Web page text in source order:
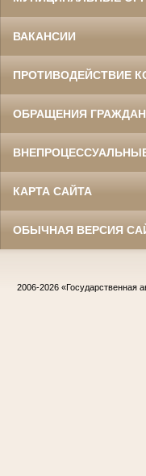
ВАКАНСИИ
ПРОТИВОДЕЙСТВИЕ
ОБРАЩЕНИЯ ГРАЖДАН
КАРТА САЙТА
ОБЫЧНАЯ ВЕРСИЯ
2006-2026 «Государственная